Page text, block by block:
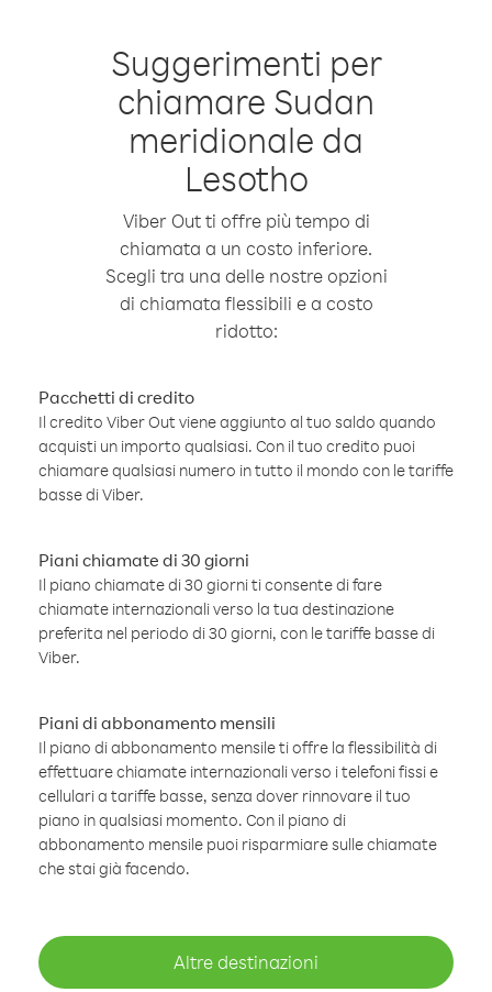
Suggerimenti per
chiamare Sudan
meridionale da
Lesotho
Viber Out ti offre più tempo di
chiamata a un costo inferiore.
Scegli tra una delle nostre opzioni
di chiamata flessibili e a costo
ridotto:
Pacchetti di credito
Il credito Viber Out viene aggiunto al tuo saldo quando
acquisti un importo qualsiasi. Con il tuo credito puoi
chiamare qualsiasi numero in tutto il mondo con le tariffe
basse di Viber.
Piani chiamate di 30 giorni
Il piano chiamate di 30 giorni ti consente di fare
chiamate internazionali verso la tua destinazione
preferita nel periodo di 30 giorni, con le tariffe basse di
Viber.
Piani di abbonamento mensili
Il piano di abbonamento mensile ti offre la flessibilità di
effettuare chiamate internazionali verso i telefoni fissi e
cellulari a tariffe basse, senza dover rinnovare il tuo
piano in qualsiasi momento. Con il piano di
abbonamento mensile puoi risparmiare sulle chiamate
che stai già facendo.
Altre destinazioni